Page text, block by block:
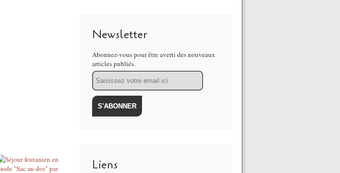
Newsletter
Abonnez-vous pour être averti des nouveaux
articles publiés.
Email
Liens